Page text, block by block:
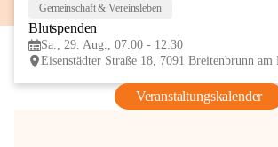
Gemeinschaft & Vereinsleben
Blutspenden
Sa., 29. Aug., 07:00 - 12:30
Veranstaltungskalender